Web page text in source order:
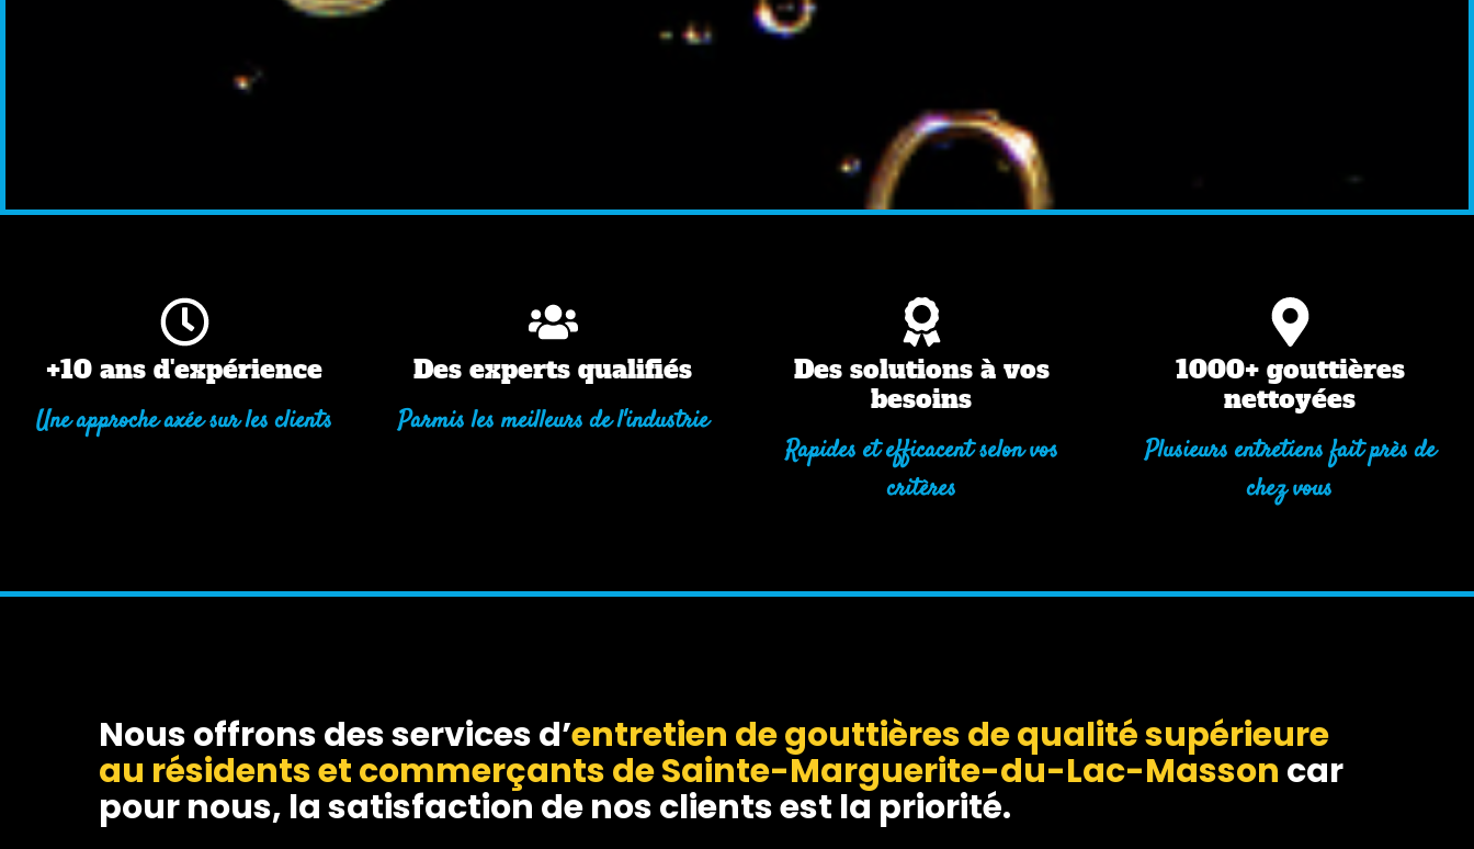
+10 ans d'expérience
Une approche axée sur les clients
Des experts qualifiés
Parmis les meilleurs de l'industrie
Des solutions à vos
besoins
Rapides et efficacent selon vos
critères
1000+ gouttières
nettoyées
Plusieurs entretiens fait près de
chez vous
Nous offrons des services d’entretien de gouttièresde qualité supérieure
au résidents et commerçants de Sainte-Marguerite-du-Lac-Masson car
pour nous, la satisfaction de nos clients est la priorité.